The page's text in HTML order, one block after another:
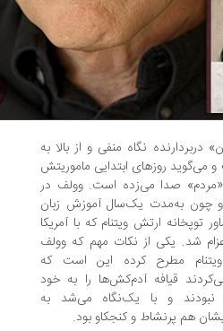
نگاه منفی و از بالا به
روزهای ابتدایی ماموریتش
صدا می‌زده است. وولف در
به‌مدت یک‌سال آموزش زبان
ارتش ویتنام که با آمریکا
یکی از نکات مهم که وولف
مطرح کرده این است که
قیافه آدم‌کش‌ها را به خود
و با یک‌نگاه می‌شد به
و کنجکاو بود.